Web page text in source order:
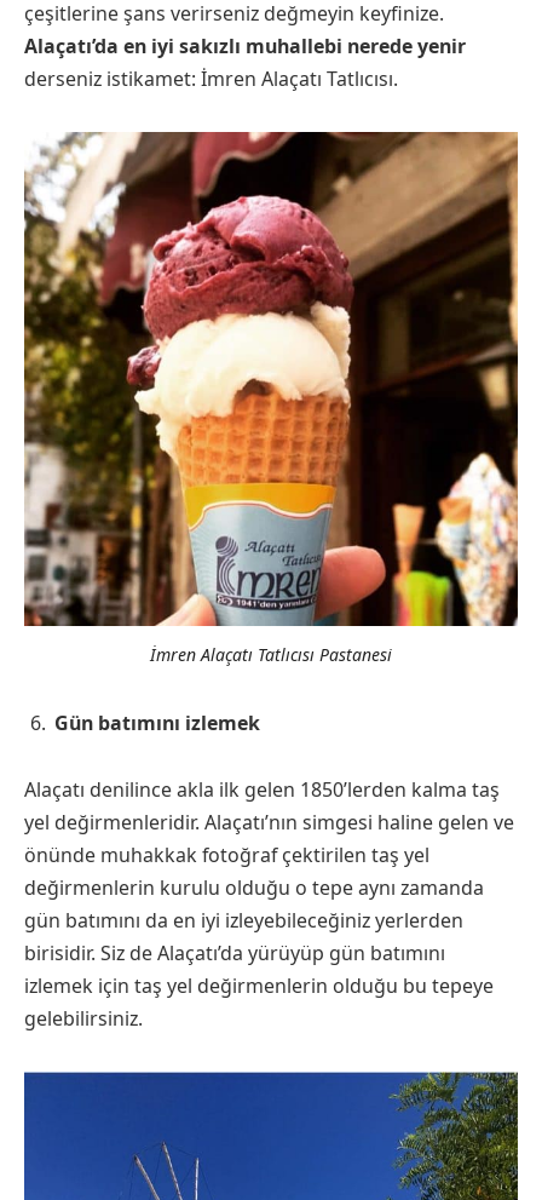
çeşitlerine şans verirseniz değmeyin keyfinize.
Alaçatı’da en iyi sakızlı muhallebi nerede yenir
derseniz istikamet: İmren Alaçatı Tatlıcısı.
İmren Alaçatı Tatlıcısı Pastanesi
Gün batımını izlemek
Alaçatı denilince akla ilk gelen 1850’lerden kalma taş
yel değirmenleridir. Alaçatı’nın simgesi haline gelen ve
önünde muhakkak fotoğraf çektirilen taş yel
değirmenlerin kurulu olduğu o tepe aynı zamanda
gün batımını da en iyi izleyebileceğiniz yerlerden
birisidir. Siz de Alaçatı’da yürüyüp gün batımını
izlemek için taş yel değirmenlerin olduğu bu tepeye
gelebilirsiniz.